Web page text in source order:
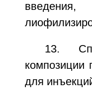
13.
композиции
для